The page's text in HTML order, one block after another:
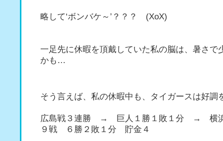
略して‘ボンバケ～’？？？ (XoX)
一足先に休暇を頂戴していた私の脳は、暑さで
かも…
そう言えば、私の休暇中も、タイガースは好調
広島戦３連勝 → 巨人１勝１敗１分 → 横
９戦 ６勝２敗１分 貯金４